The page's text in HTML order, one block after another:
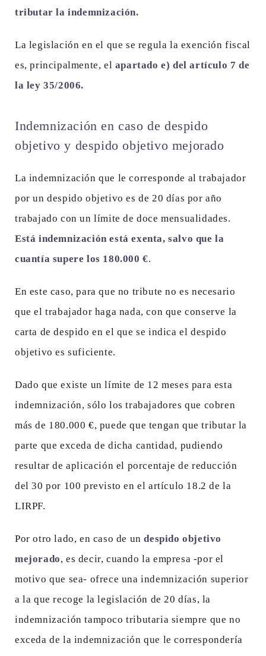
tributar la indemnización.
La legislación en el que se regula la exención fiscal
es, principalmente, el apartado e) del artículo 7 de
la ley 35/2006.
Indemnización en caso de despido
objetivo y despido objetivo mejorado
La indemnización que le corresponde al trabajador
por un despido objetivo es de 20 días por año
trabajado con un límite de doce mensualidades.
Está indemnización está exenta, salvo que la
cuantía supere los 180.000 €.
En este caso, para que no tribute no es necesario
que el trabajador haga nada, con que conserve la
carta de despido en el que se indica el despido
objetivo es suficiente.
Dado que existe un límite de 12 meses para esta
indemnización, sólo los trabajadores que cobren
más de 180.000 €, puede que tengan que tributar la
parte que exceda de dicha cantidad, pudiendo
resultar de aplicación el porcentaje de reducción
del 30 por 100 previsto en el artículo 18.2 de la
LIRPF.
Por otro lado, en caso de undespido objetivo
mejorado, es decir, cuando la empresa -por el
motivo que sea- ofrece una indemnización superior
a la que recoge la legislación de 20 días, la
indemnización tampoco tributaria siempre que no
exceda de la indemnización que le correspondería